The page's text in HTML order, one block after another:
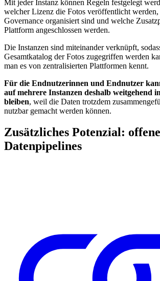
Mit jeder Instanz können Regeln festgelegt
welcher Lizenz die Fotos veröffentlicht
Governance organisiert sind und welche
Plattform angeschlossen werden.
Die Instanzen sind miteinander verknüpft,
Gesamtkatalog der Fotos zugegriffen werden
man es von zentralisierten Plattformen kennt.
Für die Endnutzerinnen und Endnutzer
auf mehrere Instanzen deshalb weitgehend
bleiben, weil die Daten trotzdem
nutzbar gemacht werden können.
Zusätzliches Potenzial:
Datenpipelines